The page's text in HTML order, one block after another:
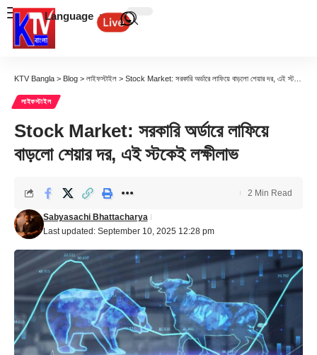
Language
KTV Bangla > Blog > লাইফস্টাইল > Stock Market: সরকারি অর্ডারে লাফিয়ে বাড়লো শেয়ার দর, এই স্টকেই লক্ষীলাভ
লাইফস্টাইল
Stock Market: সরকারি অর্ডারে লাফিয়ে
বাড়লো শেয়ার দর, এই স্টকেই লক্ষীলাভ
Last updated: September 10, 2025 12:28 pm
Sabyasachi Bhattacharya
2 Min Read